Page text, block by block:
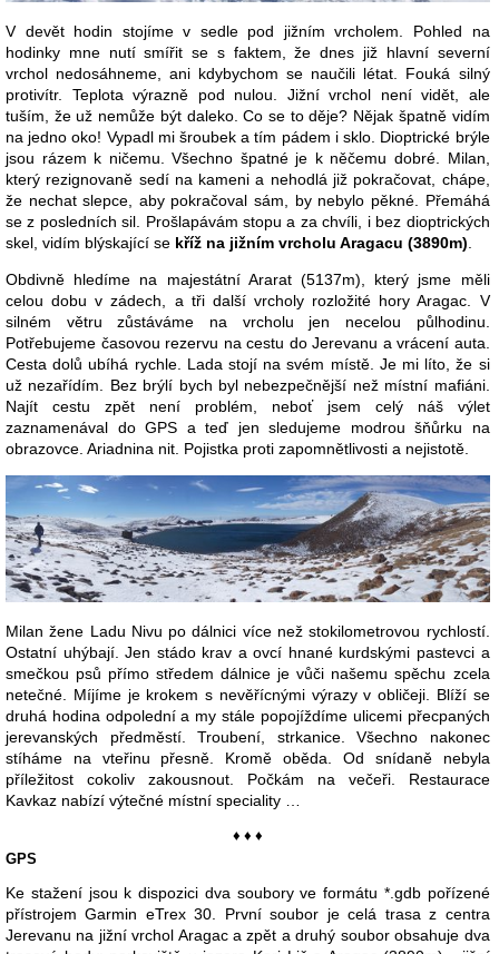
V devět hodin stojíme v sedle pod jižním vrcholem. Pohled na
hodinky mne nutí smířit se s faktem, že dnes již hlavní severní
vrchol nedosáhneme, ani kdybychom se naučili létat. Fouká silný
protivítr. Teplota výrazně pod nulou. Jižní vrchol není vidět, ale
tuším, že už nemůže být daleko. Co se to děje? Nějak špatně vidím
na jedno oko! Vypadl mi šroubek a tím pádem i sklo. Dioptrické brýle
jsou rázem k ničemu. Všechno špatné je k něčemu dobré. Milan,
který rezignovaně sedí na kameni a nehodlá již pokračovat, chápe,
že nechat slepce, aby pokračoval sám, by nebylo pěkné. Přemáhá
se z posledních sil. Prošlapávám stopu a za chvíli, i bez dioptrických
skel, vidím blýskající se kříž na jižním vrcholu Aragacu (3890m)
Obdivně hledíme na majestátní Ararat (5137m), který jsme měli
celou dobu v zádech, a tři další vrcholy rozložité hory Aragac. V
silném větru zůstáváme na vrcholu jen necelou půlhodinu.
Potřebujeme časovou rezervu na cestu do Jerevanu a vrácení auta.
Cesta dolů ubíhá rychle. Lada stojí na svém místě. Je mi líto, že si
už nezařídím. Bez brýlí bych byl nebezpečnější než místní mafiáni.
Najít cestu zpět není problém, neboť jsem celý náš výlet
zaznamenával do GPS a teď jen sledujeme modrou šňůrku na
obrazovce. Ariadnina nit. Pojistka proti zapomnětlivosti a nejistotě.
Milan žene Ladu Nivu po dálnici více než stokilometrovou rychlostí.
Ostatní uhýbají. Jen stádo krav a ovcí hnané kurdskými pastevci a
smečkou psů přímo středem dálnice je vůči našemu spěchu zcela
netečné. Míjíme je krokem s nevěřícnými výrazy v obličeji. Blíží se
druhá hodina odpolední a my stále popojíždíme ulicemi přecpaných
jerevanských předměstí. Troubení, strkanice. Všechno nakonec
stíháme na vteřinu přesně. Kromě oběda. Od snídaně nebyla
příležitost cokoliv zakousnout. Počkám na večeři. Restaurace
Kavkaz nabízí výtečné místní speciality …
♦ ♦ ♦
GPS
Ke stažení jsou k dispozici dva soubory ve formátu *.gdb pořízené
přístrojem Garmin eTrex 30. První soubor je celá trasa z centra
Jerevanu na jižní vrchol Aragac a zpět a druhý soubor obsahuje dva